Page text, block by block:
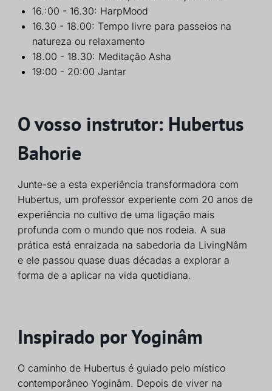
16.:00 - 16.30: HarpMood
16.30 - 18.00: Tempo livre para passeios na
natureza ou relaxamento
18.00 - 18.30: Meditação Asha
19:00 - 20:00 Jantar
O vosso instrutor: Hubertus
Bahorie
Junte-se a esta experiência transformadora com
Hubertus, um professor experiente com 20 anos de
experiência no cultivo de uma ligação mais
profunda com o mundo que nos rodeia. A sua
prática está enraizada na sabedoria da LivingNâm
e ele passou quase duas décadas a explorar a
forma de a aplicar na vida quotidiana.
Inspirado por Yoginâm
O caminho de Hubertus é guiado pelo místico
contemporâneo Yoginâm. Depois de viver na